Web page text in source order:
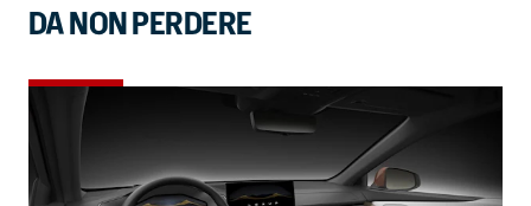
DA NON PERDERE